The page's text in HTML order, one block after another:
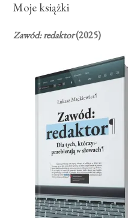
Moje książki
Zawód: redaktor(2025)